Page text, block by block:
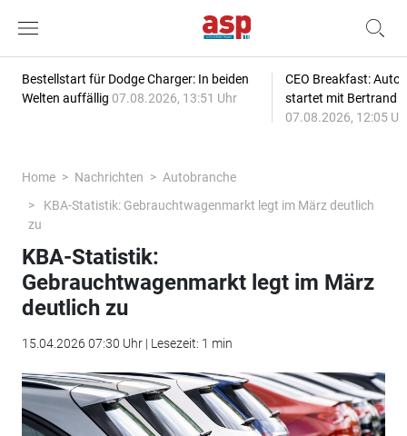
Bestellstart für Dodge Charger: In beiden
Welten auffällig 07.08.2026, 13:51 Uhr
CEO Breakfast:
startet mit Bertrand
07.08.2026, 12:05
Home Nachrichten
Autobranche
KBA-Statistik: Gebrauchtwagenmarkt legt im März deutlich
zu
KBA-Statistik:
Gebrauchtwagenmarkt legt im März
deutlich zu
15.04.2026 07:30 Uhr | Lesezeit: 1 min